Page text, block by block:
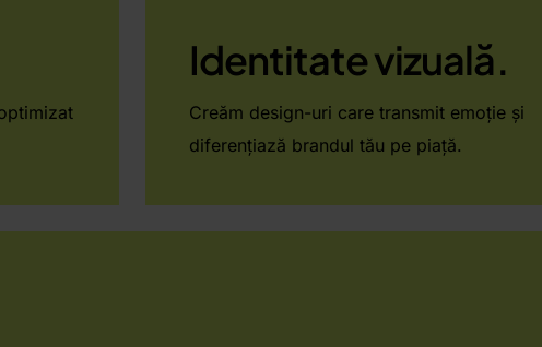
Identitate vizuală.
Creăm design-uri care transmit emoție și
diferențiază brandul tău pe piață.